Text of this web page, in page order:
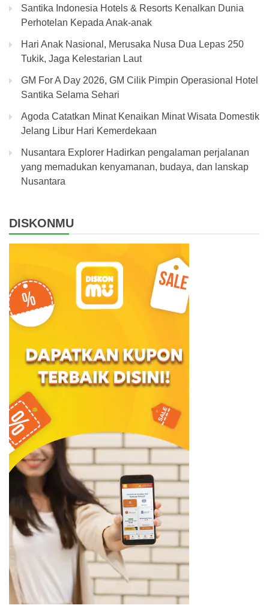
Santika Indonesia Hotels & Resorts Kenalkan Dunia
Perhotelan Kepada Anak-anak
Hari Anak Nasional, Merusaka Nusa Dua Lepas 250
Tukik, Jaga Kelestarian Laut
GM For A Day 2026, GM Cilik Pimpin Operasional Hotel
Santika Selama Sehari
Agoda Catatkan Minat Kenaikan Minat Wisata Domestik
Jelang Libur Hari Kemerdekaan
Nusantara Explorer Hadirkan pengalaman perjalanan
yang memadukan kenyamanan, budaya, dan lanskap
Nusantara
DISKONMU